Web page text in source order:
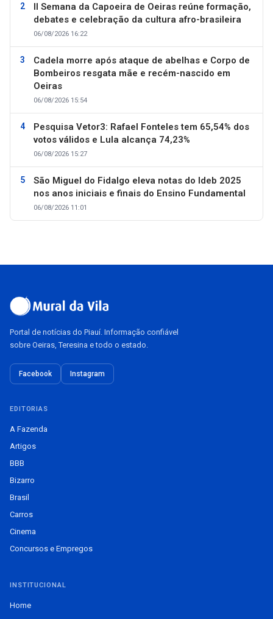
II Semana da Capoeira de Oeiras reúne formação,
debates e celebração da cultura afro-brasileira
06/08/2026 16:22
Cadela morre após ataque de abelhas e Corpo de
Bombeiros resgata mãe e recém-nascido em
Oeiras
06/08/2026 15:54
Pesquisa Vetor3: Rafael Fonteles tem 65,54% dos
votos válidos e Lula alcança 74,23%
06/08/2026 15:27
São Miguel do Fidalgo eleva notas do Ideb 2025
nos anos iniciais e finais do Ensino Fundamental
06/08/2026 11:01
Portal de notícias do Piauí. Informação confiável
sobre Oeiras, Teresina e todo o estado.
Facebook Instagram
EDITORIAS
A Fazenda
Artigos
BBB
Bizarro
Brasil
Carros
Cinema
Concursos e Empregos
INSTITUCIONAL
Home